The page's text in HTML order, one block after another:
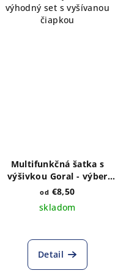
výhodný set s vyšívanou
čiapkou
Multifunkčná šatka s
výšivkou Goral - výber
farieb a veľkosti
od €8,50
skladom
Detail